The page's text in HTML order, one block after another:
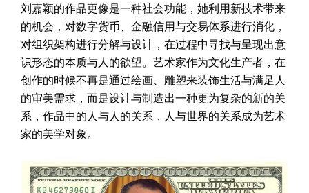
刘嘉颖的作品更像是一种社会功能，她利用新技术带来
的机会，对数字货币、金融信用与交易体系进行消化，
对组织架构进行分解与设计，在过程中寻找与呈现出意
识形态的本质与人的欲望。艺术家作为文化生产者，在
创作的时候不再是通过绘画、雕塑来装饰生活与满足人
的审美需求，而是设计与制造出一种更为复杂的新的关
系，作品中的人与人的关系，人与世界的关系成为艺术
家的美学对象。